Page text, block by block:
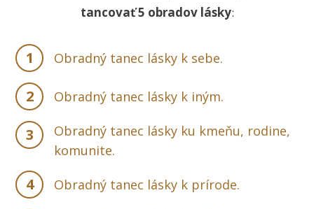
tancovať 5 obradov lásky:
1 Obradný tanec lásky k sebe.
2 Obradný tanec lásky k iným.
3
Obradný tanec lásky ku kmeňu, rodine,
komunite.
4 Obradný tanec lásky k prírode.